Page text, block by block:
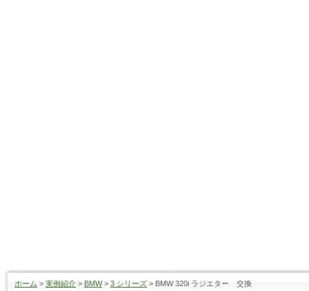
ホーム > 実例紹介 > BMW> 3 シリーズ > BMW 320i ラジエター 交換